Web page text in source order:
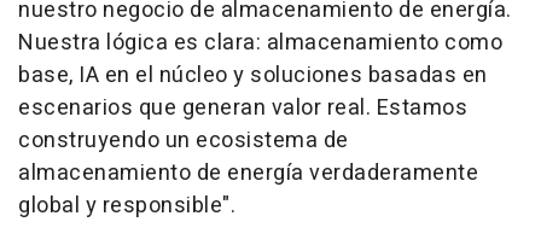
nuestro negocio de almacenamiento de energía.
Nuestra lógica es clara: almacenamiento como
base, IA en el núcleo y soluciones basadas en
escenarios que generan valor real. Estamos
construyendo un ecosistema de
almacenamiento de energía verdaderamente
global y responsible".